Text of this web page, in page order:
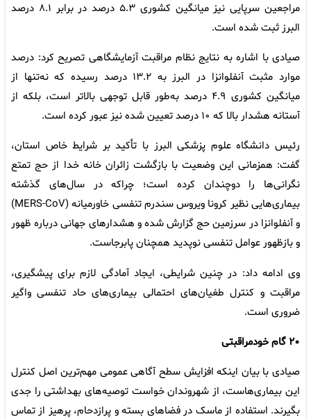
مراجعین سرپایی نیز میانگین کشوری ۵.۳ درصد در برابر ۸.۱ درصد
البرز ثبت شده است.
صیادی با اشاره به نتایج نظام مراقبت آزمایشگاهی تصریح کرد: درصد
موارد مثبت آنفلوانزا در البرز به ۱۳.۲ درصد رسیده که نه‌تنها از
میانگین کشوری ۴.۹ درصد به‌طور قابل توجهی بالاتر است، بلکه از
آستانه هشدار بالا که ۱۰ درصد تعیین شده نیز عبور کرده است.
رئیس دانشگاه علوم پزشکی البرز با تأکید بر شرایط خاص استان،
گفت: همزمانی این وضعیت با بازگشت زائران خانه خدا از حج تمتع
نگرانی‌ها را دوچندان کرده است؛ چراکه در سال‌های گذشته
بیماری‌هایی نظیر کرونا ویروس سندرم تنفسی خاورمیانه (MERS-CoV)
و آنفلوانزا در سرزمین حج گزارش شده و هشدارهای جهانی درباره ظهور
و بازظهور عوامل تنفسی نوپدید همچنان پابرجاست.
وی ادامه داد: در چنین شرایطی، ایجاد آمادگی لازم برای پیشگیری،
مراقبت و کنترل طغیان‌های احتمالی بیماری‌های حاد تنفسی واگیر
ضروری است.
۲۰ گام خودمراقبتی
صیادی با بیان اینکه افزایش سطح آگاهی عمومی مهم‌ترین اصل کنترل
این بیماری‌هاست، از شهروندان خواست توصیه‌های بهداشتی را جدی
بگیرند. استفاده از ماسک در فضاهای بسته و پرازدحام، پرهیز از تماس